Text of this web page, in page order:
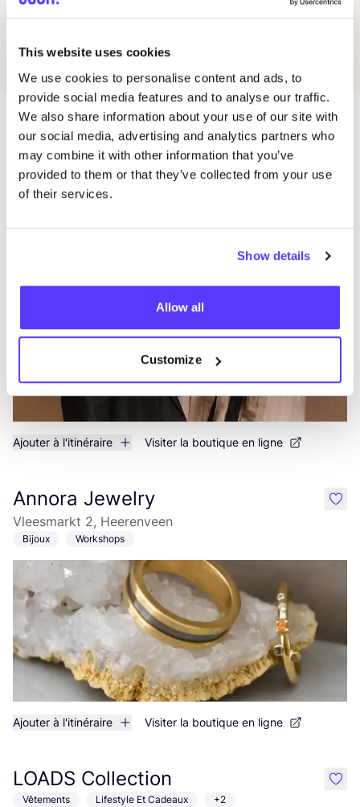
This website uses cookies
We use cookies to personalise content and ads, to
provide social media features and to analyse our traffic.
We also share information about your use of our site with
our social media, advertising and analytics partners who
may combine it with other information that you’ve
provided to them or that they’ve collected from your use
of their services.
Show details
Allow all
Customize
Magasins dans cette zone
Ajouter à l'itinéraire Visiter la boutique en ligne
like
Annora Jewelry
Vleesmarkt 2, Heerenveen
Bijoux Workshops
Ajouter à l'itinéraire Visiter la boutique en ligne
like
LOADS Collection
Vêtements Lifestyle Et Cadeaux +2
like